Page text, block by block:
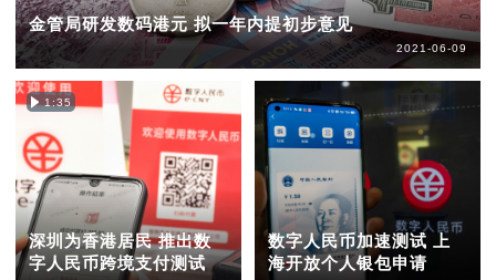
金管局研发数码港元 拟一年内提初步意见
2021-06-09
1:35
深圳为香港居民 推出数
字人民币跨境支付测试
数字人民币加速测试 上
海开放个人银包申请